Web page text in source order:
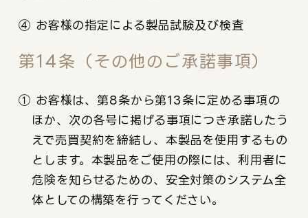
④ お客様の指定による製品試験及び検査
第14条（その他のご承諾事項）
① お客様は、第8条から第13条に定める事項の
ほか、次の各号に掲げる事項につき承諾したう
えで売買契約を締結し、本製品を使用するもの
とします。本製品をご使用の際には、利用者に
危険を知らせるための、安全対策のシステム全
体としての構築を行ってください。